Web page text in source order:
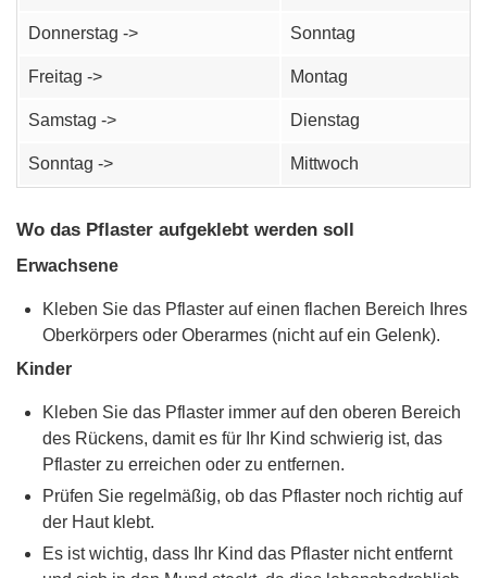
Donnerstag -> Sonntag
Freitag -> Montag
Samstag -> Dienstag
Sonntag -> Mittwoch
Wo das Pflaster aufgeklebt werden soll
Erwachsene
Kleben Sie das Pflaster auf einen flachen Bereich Ihres
Oberkörpers oder Oberarmes (nicht auf ein Gelenk).
Kinder
Kleben Sie das Pflaster immer auf den oberen Bereich
des Rückens, damit es für Ihr Kind schwierig ist, das
Pflaster zu erreichen oder zu entfernen.
Prüfen Sie regelmäßig, ob das Pflaster noch richtig auf
der Haut klebt.
Es ist wichtig, dass Ihr Kind das Pflaster nicht entfernt